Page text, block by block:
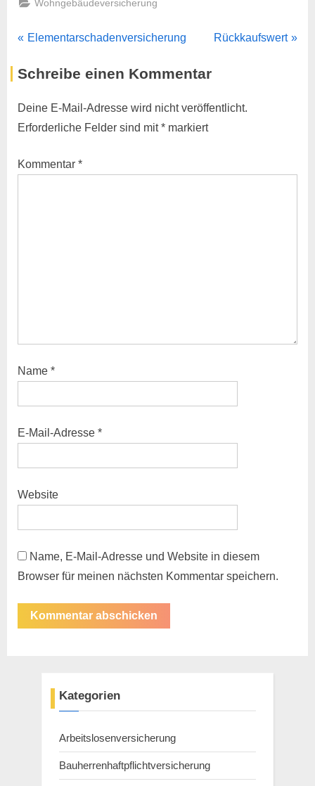
Wohngebäudeversicherung
Beitragsnavigation
P
e
i
o
s
Elementarschadenversicherung
N
P
t
Rückkaufswert
Schreibe einen Kommentar
Deine E-Mail-Adresse wird nicht veröffentlicht.
Erforderliche Felder sind mit* markiert
Kommentar *
Name *
E-Mail-Adresse *
Website
Name, E-Mail-Adresse und Website in diesem
Browser für meinen nächsten Kommentar speichern.
Kategorien
Arbeitslosenversicherung
Bauherrenhaftpflichtversicherung